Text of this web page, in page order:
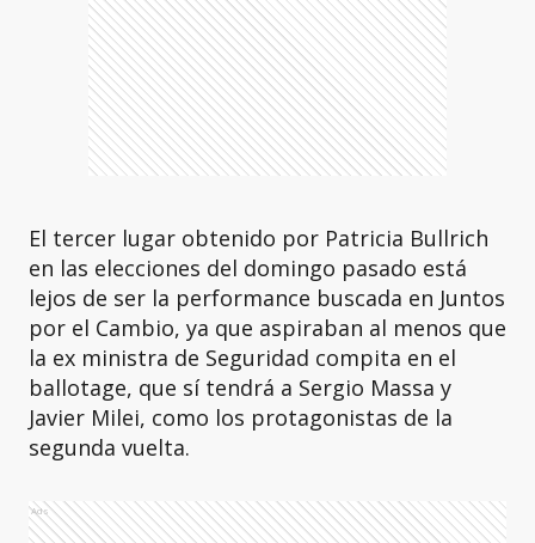
El tercer lugar obtenido por Patricia Bullrich
en las elecciones del domingo pasado está
lejos de ser la performance buscada en Juntos
por el Cambio, ya que aspiraban al menos que
la ex ministra de Seguridad compita en el
ballotage, que sí tendrá a Sergio Massa y
Javier Milei, como los protagonistas de la
segunda vuelta.
Ads